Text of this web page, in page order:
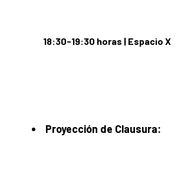
18:30-19:30 horas | Espacio X
Proyección de Clausura: